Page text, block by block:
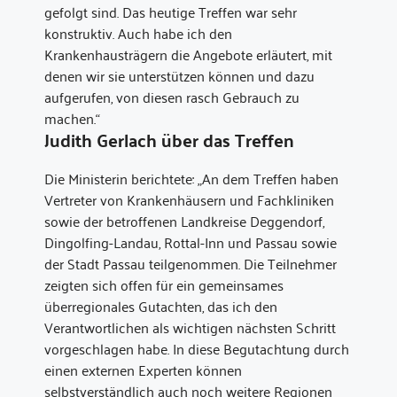
gefolgt sind. Das heutige Treffen war sehr
konstruktiv. Auch habe ich den
Krankenhausträgern die Angebote erläutert, mit
denen wir sie unterstützen können und dazu
aufgerufen, von diesen rasch Gebrauch zu
machen.“
Judith Gerlach über das Treffen
Die Ministerin berichtete: „An dem Treffen haben
Vertreter von Krankenhäusern und Fachkliniken
sowie der betroffenen Landkreise Deggendorf,
Dingolfing-Landau, Rottal-Inn und Passau sowie
der Stadt Passau teilgenommen. Die Teilnehmer
zeigten sich offen für ein gemeinsames
überregionales Gutachten, das ich den
Verantwortlichen als wichtigen nächsten Schritt
vorgeschlagen habe. In diese Begutachtung durch
einen externen Experten können
selbstverständlich auch noch weitere Regionen